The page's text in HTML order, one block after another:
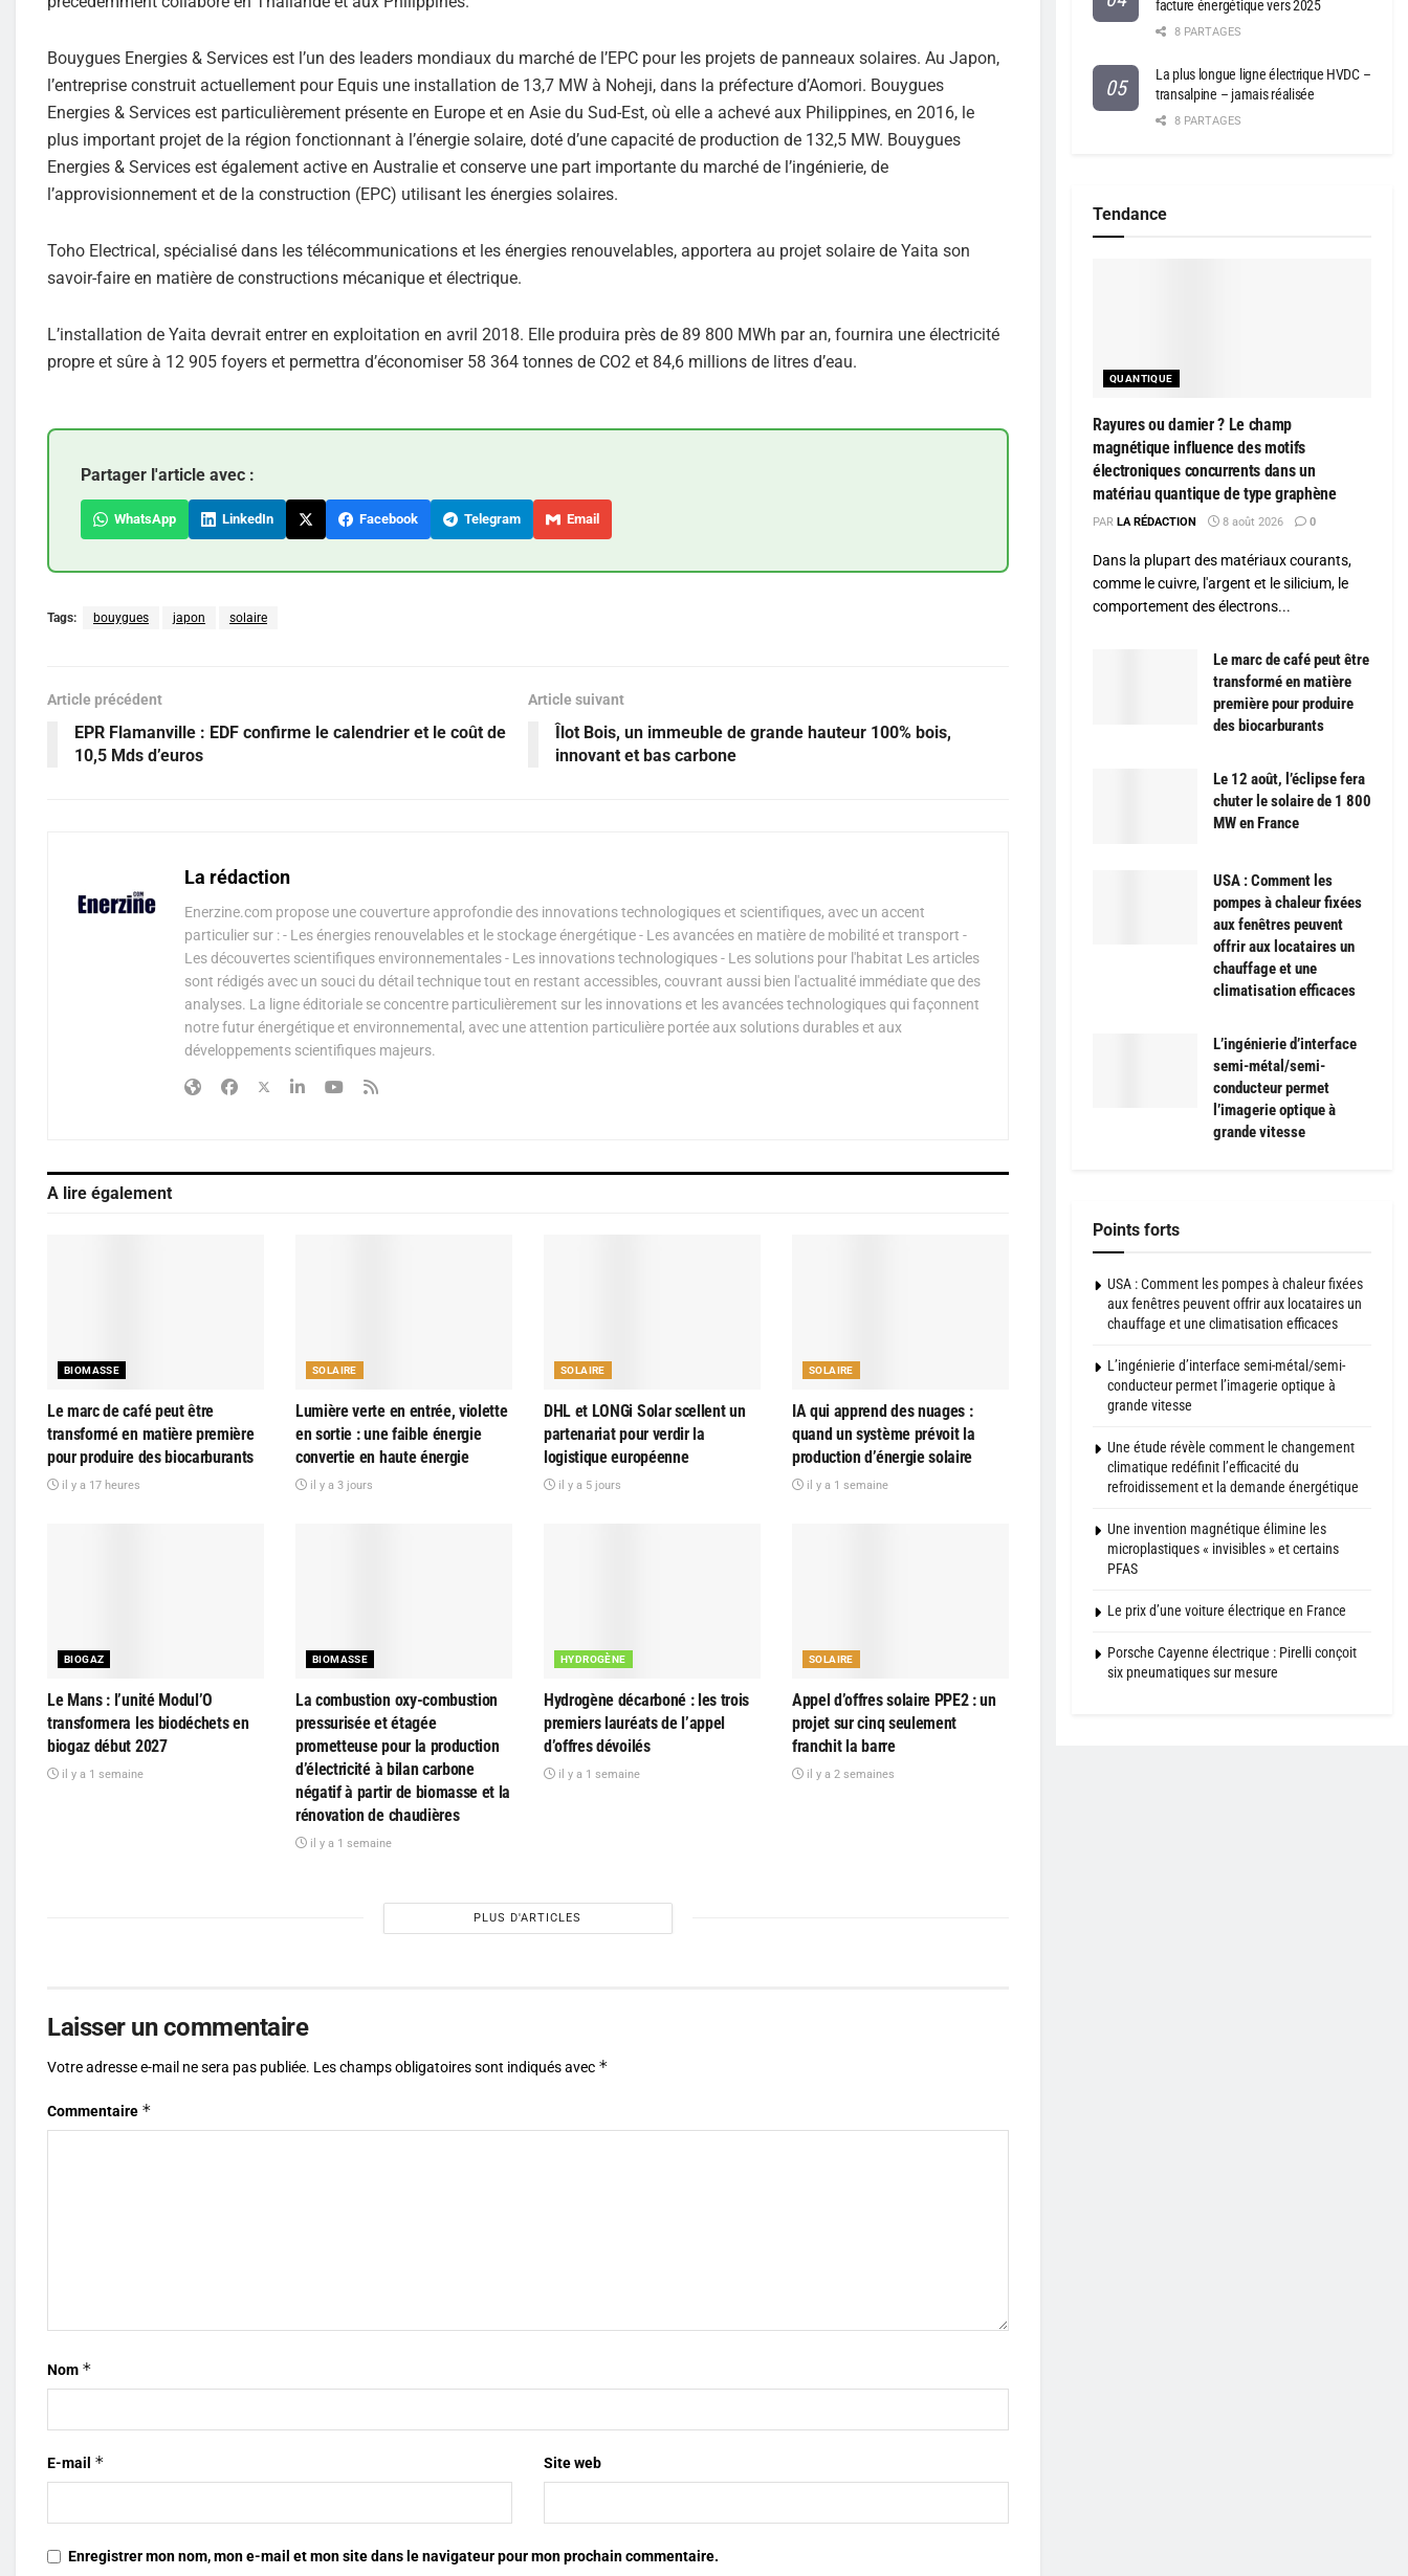
Bouygues Energies & Services est l’un des leaders mondiaux du marché de l’EPC pour les projets de panneaux solaires. Au Japon,
l’entreprise construit actuellement pour Equis une installation de 13,7 MW à Noheji, dans la préfecture d’Aomori. Bouygues
Energies & Services est particulièrement présente en Europe et en Asie du Sud-Est, où elle a achevé aux Philippines, en 2016, le
plus important projet de la région fonctionnant à l’énergie solaire, doté d’une capacité de production de 132,5 MW. Bouygues
Energies & Services est également active en Australie et conserve une part importante du marché de l’ingénierie, de
l’approvisionnement et de la construction (EPC) utilisant les énergies solaires.
Toho Electrical, spécialisé dans les télécommunications et les énergies renouvelables, apportera au projet solaire de Yaita son
savoir-faire en matière de constructions mécanique et électrique.
L’installation de Yaita devrait entrer en exploitation en avril 2018. Elle produira près de 89 800 MWh par an, fournira une électricité
propre et sûre à 12 905 foyers et permettra d’économiser 58 364 tonnes de CO2 et 84,6 millions de litres d’eau.
Partager l'article avec :
WhatsApp LinkedIn Facebook Telegram Email
Tags: bouygues japon solaire
Article précédent
EPR Flamanville : EDF confirme le calendrier et le coût de
10,5 Mds d’euros
Article suivant
Îlot Bois, un immeuble de grande hauteur 100% bois,
innovant et bas carbone
La rédaction
Enerzine.com propose une couverture approfondie des innovations technologiques et scientifiques, avec un accent
particulier sur : - Les énergies renouvelables et le stockage énergétique - Les avancées en matière de mobilité et transport -
Les découvertes scientifiques environnementales - Les innovations technologiques - Les solutions pour l'habitat Les articles
sont rédigés avec un souci du détail technique tout en restant accessibles, couvrant aussi bien l'actualité immédiate que des
analyses. La ligne éditoriale se concentre particulièrement sur les innovations et les avancées technologiques qui façonnent
notre futur énergétique et environnemental, avec une attention particulière portée aux solutions durables et aux
développements scientifiques majeurs.
A lire également
BIOMASSE
Le marc de café peut être
transformé en matière première
pour produire des biocarburants
il y a 17 heures
SOLAIRE
Lumière verte en entrée, violette
en sortie : une faible énergie
convertie en haute énergie
il y a 3 jours
SOLAIRE
DHL et LONGi Solar scellent un
partenariat pour verdir la
logistique européenne
il y a 5 jours
SOLAIRE
IA qui apprend des nuages :
quand un système prévoit la
production d’énergie solaire
il y a 1 semaine
BIOGAZ
Le Mans : l’unité Modul’O
transformera les biodéchets en
biogaz début 2027
il y a 1 semaine
BIOMASSE
La combustion oxy-combustion
pressurisée et étagée
prometteuse pour la production
d’électricité à bilan carbone
négatif à partir de biomasse et la
rénovation de chaudières
il y a 1 semaine
HYDROGÈNE
Hydrogène décarboné : les trois
premiers lauréats de l’appel
d’offres dévoilés
il y a 1 semaine
SOLAIRE
Appel d’offres solaire PPE2 : un
projet sur cinq seulement
franchit la barre
il y a 2 semaines
PLUS D'ARTICLES
Laisser un commentaire
Votre adresse e-mail ne sera pas publiée. Les champs obligatoires sont indiqués avec *
Commentaire *
Nom *
E-mail * Site web
Enregistrer mon nom, mon e-mail et mon site dans le navigateur pour mon prochain commentaire.
facture énergétique vers 2025
8 PARTAGES
La plus longue ligne électrique HVDC –
transalpine – jamais réalisée
8 PARTAGES
Tendance
QUANTIQUE
Rayures ou damier ? Le champ
magnétique influence des motifs
électroniques concurrents dans un
matériau quantique de type graphène
PAR LA RÉDACTION 8 août 2026 0
Dans la plupart des matériaux courants,
comme le cuivre, l'argent et le silicium, le
comportement des électrons...
Le marc de café peut être
transformé en matière
première pour produire
des biocarburants
Le 12 août, l’éclipse fera
chuter le solaire de 1 800
MW en France
USA : Comment les
pompes à chaleur fixées
aux fenêtres peuvent
offrir aux locataires un
chauffage et une
climatisation efficaces
L’ingénierie d’interface
semi-métal/semi-
conducteur permet
l’imagerie optique à
grande vitesse
Points forts
USA : Comment les pompes à chaleur fixées
aux fenêtres peuvent offrir aux locataires un
chauffage et une climatisation efficaces
L’ingénierie d’interface semi-métal/semi-
conducteur permet l’imagerie optique à
grande vitesse
Une étude révèle comment le changement
climatique redéfinit l’efficacité du
refroidissement et la demande énergétique
Une invention magnétique élimine les
microplastiques « invisibles » et certains
PFAS
Le prix d’une voiture électrique en France
Porsche Cayenne électrique : Pirelli conçoit
six pneumatiques sur mesure